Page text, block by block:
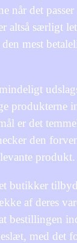
når det
altså særligt
mest
produkterne
er det
den
produkt.
butikker
af deres
bestillingen
med det